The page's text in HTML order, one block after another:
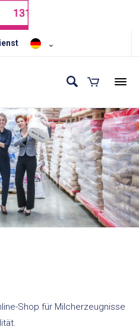
Shop für Milcherzeugnisse